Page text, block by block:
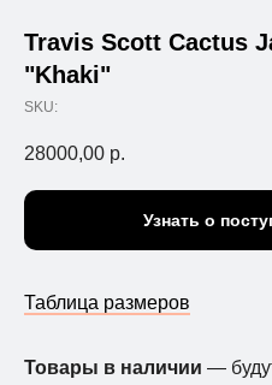
Travis Scott Cactus
"Khaki"
SKU:
28000,00 р.
Узнать о
Таблица размеров
Товары в наличии —